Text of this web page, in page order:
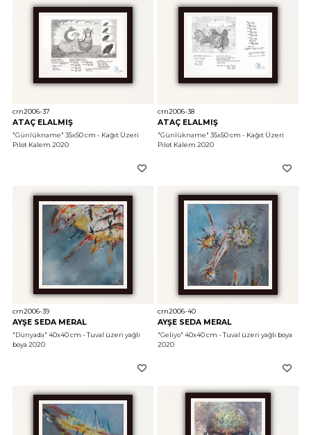
crn2006-37
ATAÇ ELALMIŞ
"Günlükname" 35x50 cm - Kağıt Üzeri
Pilot Kalem 2020
crn2006-38
ATAÇ ELALMIŞ
"Günlükname" 35x50 cm - Kağıt Üzeri
Pilot Kalem 2020
crn2006-39
AYŞE SEDA MERAL
"Dünyada" 40x40 cm - Tuval üzeri yağlı
boya 2020
crn2006-40
AYŞE SEDA MERAL
"Geliyo" 40x40 cm - Tuval üzeri yağlı boya
2020